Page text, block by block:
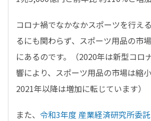
コロナ禍でなかなかスポーツを行え
るにも関わらず、スポーツ用品の市
にあるのです。
（2020年は新型コロ
響により、スポーツ用品の市場は縮小
2021年以降は増加に転じています）
また、 令和3年度 産業経済研究所委